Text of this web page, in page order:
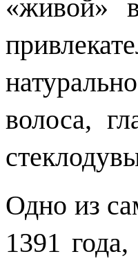
«живой»
волоса,
Одно из
1391